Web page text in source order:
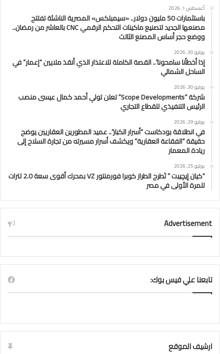
أغسطس 1, 2026
باستثمارات 50 مليون دولار.. «سيمبلكس» المصرية الناشئة تفتتح
مصنعها الجديد لتصنيع ماكينات التحكم الرقمي CNC بالعاشر من رمضان..
ووضع حجر أساس المصنع الثالث
يوليو 30, 2026
إذا أخطأنا سامحونا”.. القصة الكاملة للاعتذار الذي أنقذ ملايين “إعمار” في
الساحل الشمالي
يوليو 30, 2026
شركة “Scope Developments” تعلن تولي أحمد كمال عيسى منصب
الرئيس التنفيذي للقطاع التجاري
يوليو 29, 2026
في انطلاقة بودكاست “أسرار الكبار”.. عميد المطورين العقاريين يوضح
حقيقة “الفقاعة العقارية” ويكشف أسرار مسيرته من تجارة السلاح إلى
ريادة المعمار
يوليو 25, 2026
“كيان إيچيبت ” تَطرح الطراز كوبرا فورمنتور VZ بمحرك أقوى سعة 2.0 لترات
للمرة الأولى في مصر
Advertisement
تابعنا علي فيس بوك:
ارشيف الموقع